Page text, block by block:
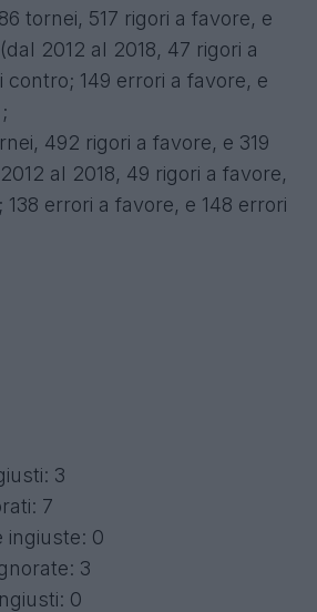
tornei, 517 rigori a favore, e
2012 al 2018, 47 rigori a
contro; 149 errori a favore, e
492 rigori a favore, e 319
al 2018, 49 rigori a favore,
errori a favore, e 148 errori
3
7
ingiuste: 0
3
0